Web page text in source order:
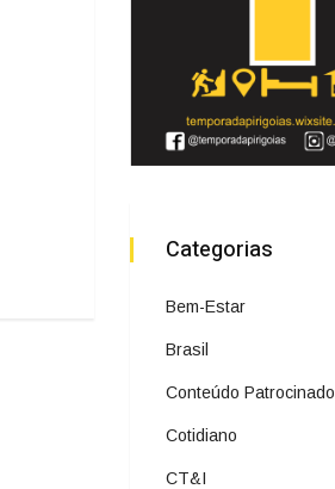
Categorias
Bem-Estar
Brasil
Conteúdo Patrocinado
Cotidiano
CT&I